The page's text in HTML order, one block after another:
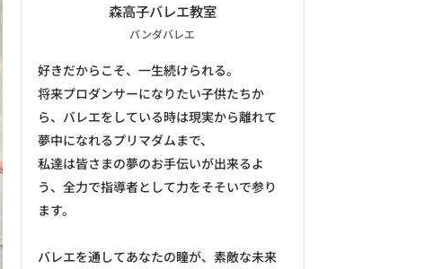
森高子バレエ教室
パンダバレエ
好きだからこそ、一生続けられる。
将来プロダンサーになりたい子供たちか
ら、バレエをしている時は現実から離れて
夢中になれるプリマダムまで、
私達は皆さまの夢のお手伝いが出来るよ
う、全力で指導者として力をそそいで参り
ます。
バレエを通してあなたの瞳が、素敵な未来